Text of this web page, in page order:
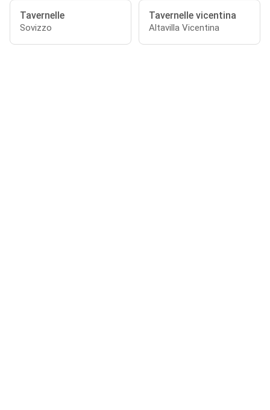
Tavernelle
Sovizzo
Tavernelle vicentina
Altavilla Vicentina